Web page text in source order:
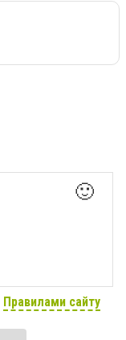
🙂
Правилами сайту